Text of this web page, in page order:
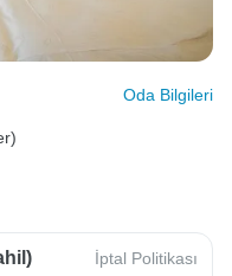
Oda Bilgileri
İptal Politikası